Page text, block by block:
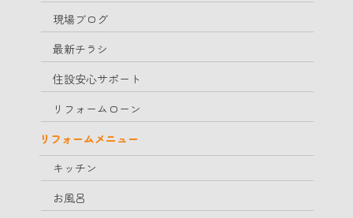
現場ブログ
最新チラシ
住設安心サポート
リフォームローン
リフォームメニュー
キッチン
お風呂